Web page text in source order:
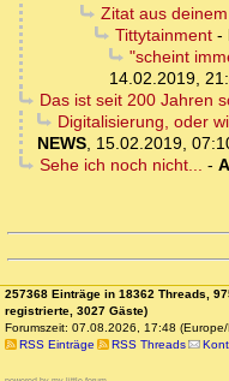
Zitat aus
Tittytainment-
"scheint
14.02.2019,
Das ist seit 200 Jahren
Digitalisierung, oder
NEWS, 15.02.2019,
Sehe ich noch nicht... -
257368 Einträge in 18362 Threads,
registrierte, 3027 Gäste)
Forumszeit: 07.08.2026, 17:48 (Europe/
RSS Einträge
RSS Threads